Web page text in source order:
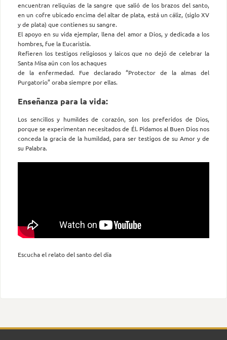
encuentran reliquias de la sangre que salió de los brazos del santo,
en un cofre ubicado encima del altar de plata, está un cáliz, (siglo XV
y de plata) que contienes su sangre.
El apoyo en su vida ejemplar, llena del amor a Dios, y dedicada a los
hombres, fue la Eucaristía.
Refieren los testigos religiosos y laicos que no dejó de celebrar la
Santa Misa aún con los achaques
de la enfermedad. Fue declarado “Protector de la almas del
Purgatorio” oraba siempre por ellas.
Enseñanza para la vida:
Los sencillos y humildes de corazón, son los preferidos de Dios,
porque se experimentan necesitados de Él. Pidamos al Buen Dios nos
conceda la gracia de la humildad, para ser testigos de su Amor y de
su Palabra.
Escucha el relato del santo del día